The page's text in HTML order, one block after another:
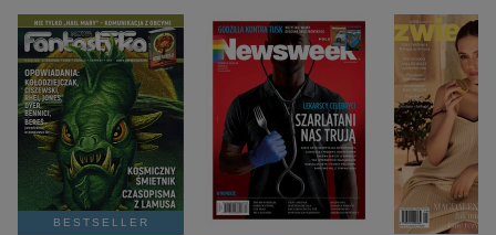
BESTSELLER